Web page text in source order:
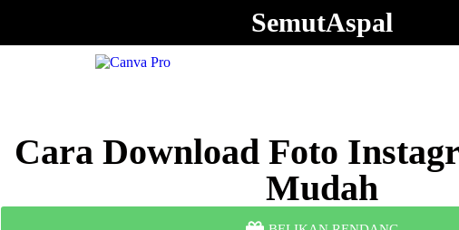
SemutAspal
Cara Download Foto
Mudah